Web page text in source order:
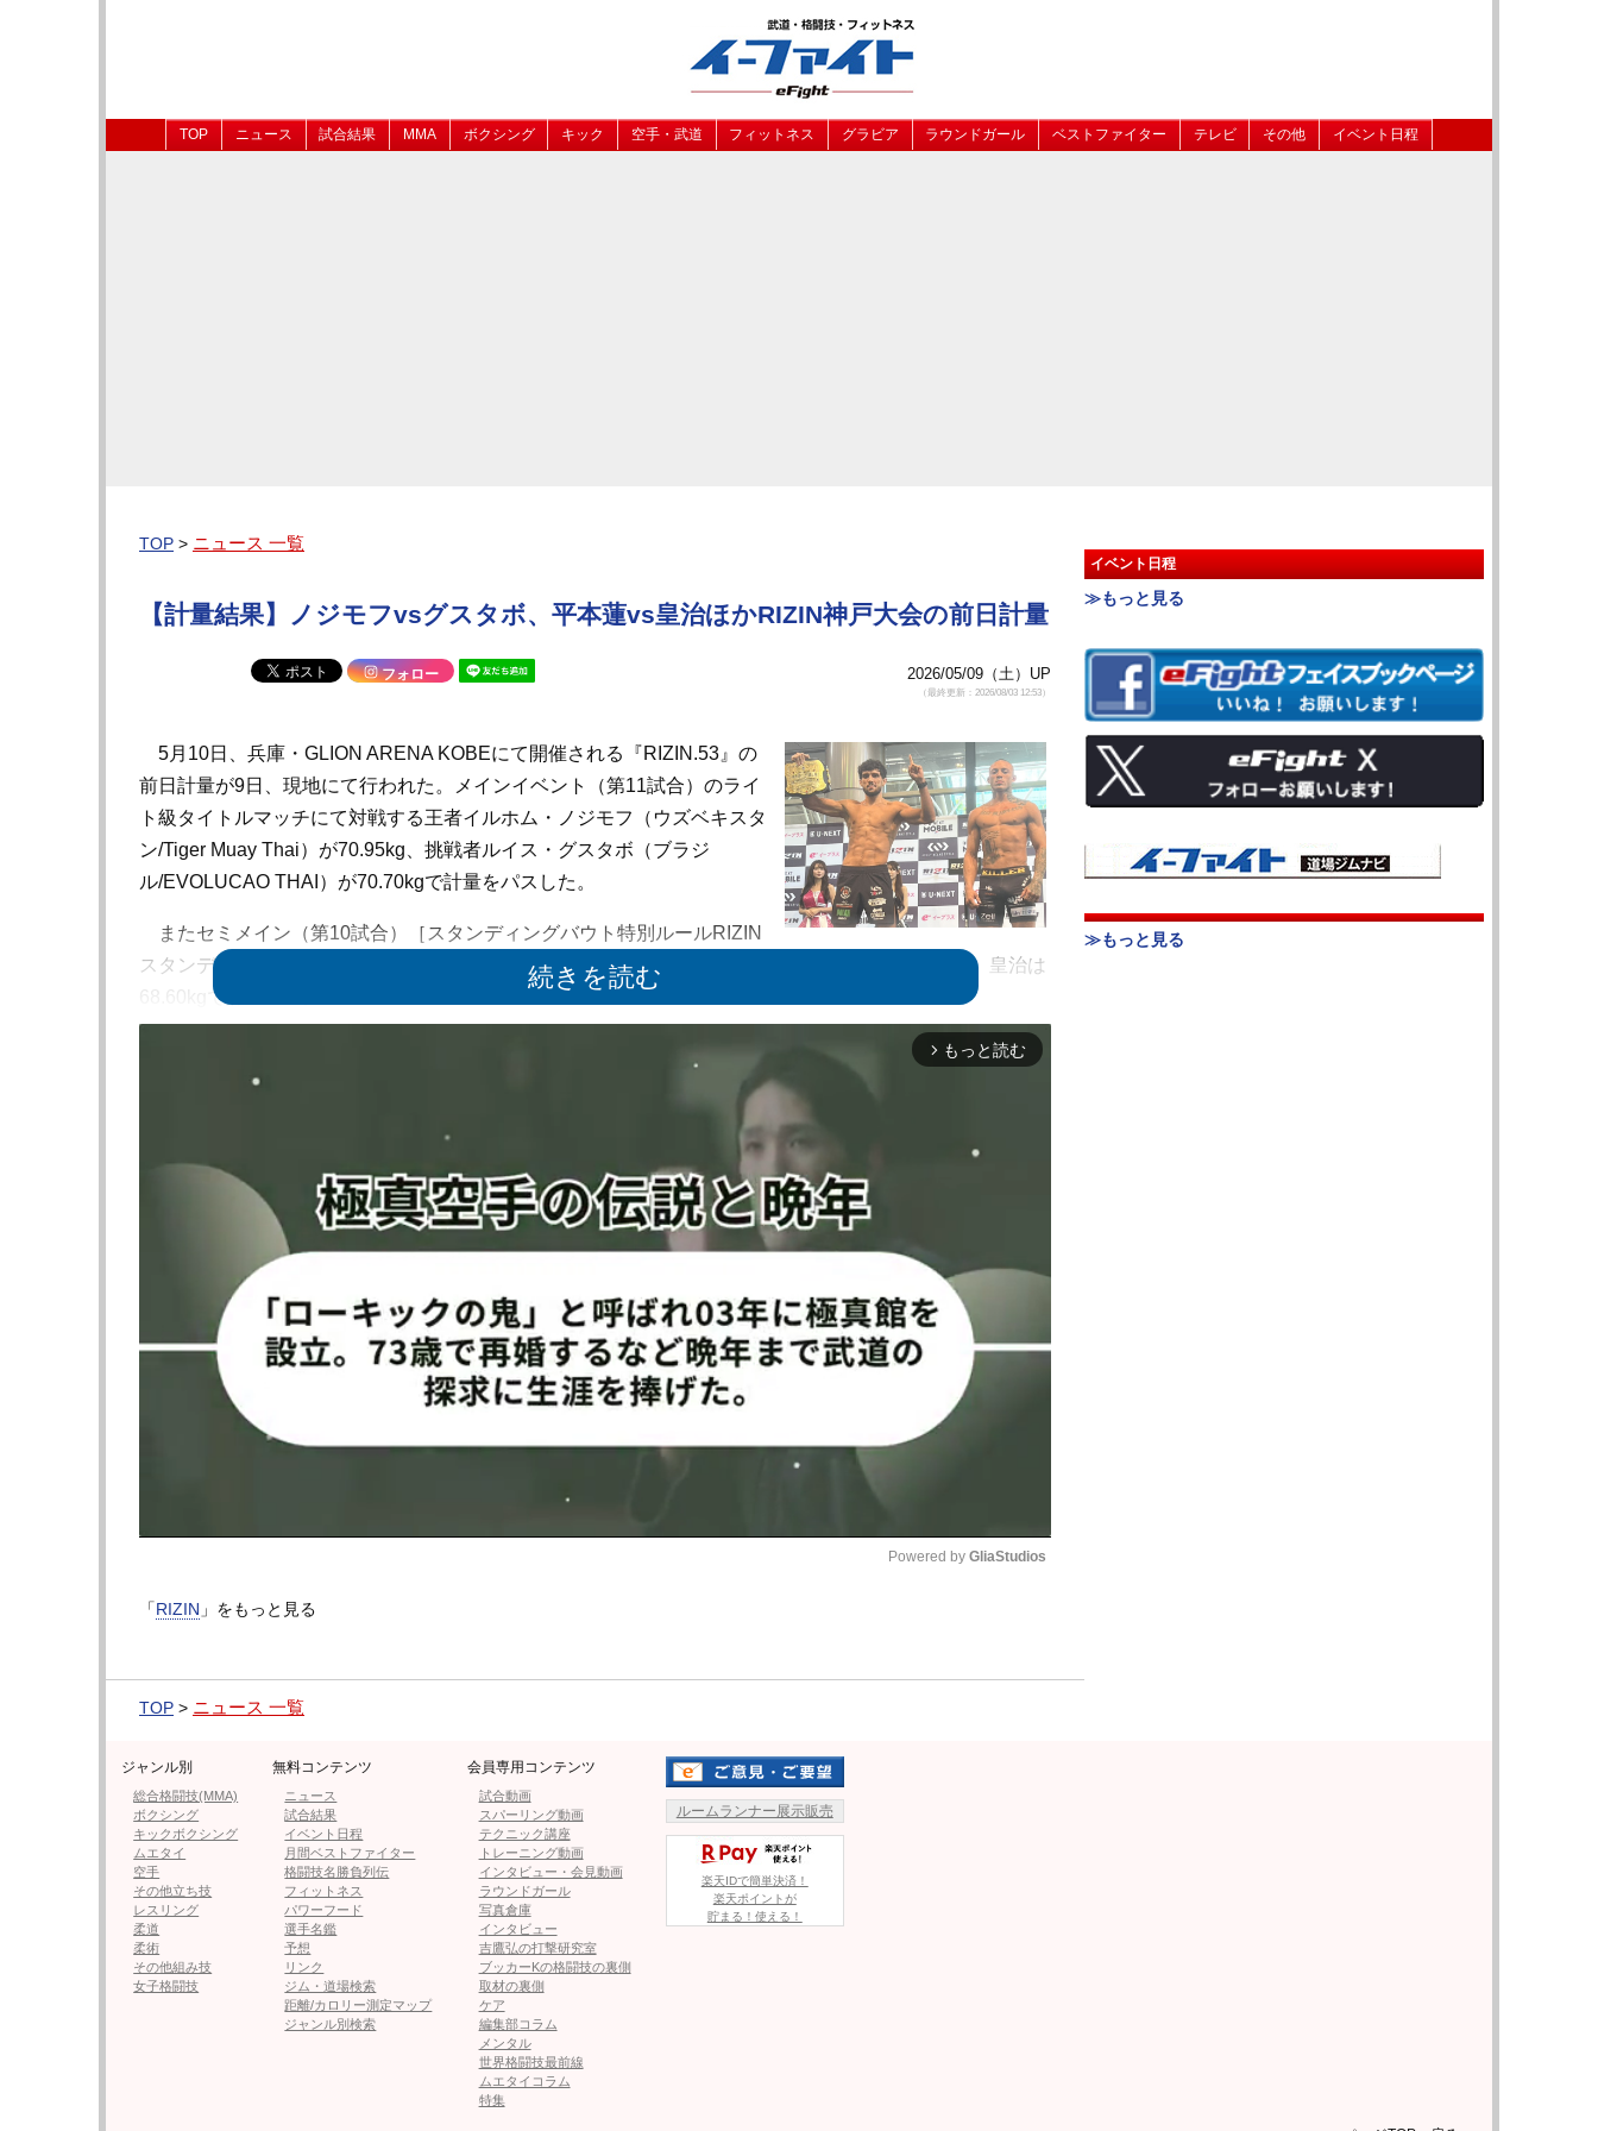
TOP ニュース 試合結果 MMA ボクシング キック 空手・武道 フィットネス グラビア ラウンドガール ベストファイター テレビ その他 イベント日程
TOP > ニュース 一覧
【計量結果】ノジモフvsグスタボ、平本蓮vs皇治ほかRIZIN神戸大会の前日計量
フォロー 2026/05/09（土）UP
（最終更新：2026/08/03 12:53）
5月10日、兵庫・GLION ARENA KOBEにて開催される『RIZIN.53』の
前日計量が9日、現地にて行われた。メインイベント（第11試合）のライ
ト級タイトルマッチにて対戦する王者イルホム・ノジモフ（ウズベキスタ
ン/Tiger Muay Thai）が70.95kg、挑戦者ルイス・グスタボ（ブラジ
ル/EVOLUCAO THAI）が70.70kgで計量をパスした。
またセミメイン（第10試合）［スタンディングバウト特別ルールRIZIN
スタンディングバウト特別ルール：3分 3R（無差別級）］に出場する平本蓮（剛毅會）は79.85kg、皇治は
68.60kgで計量パス。
その他にも第9試合に出場する高木凌、リー・カイウェンをはじめとした全選手が計量をパス。明日のゴ
ングを待つのみとなった。
▼第11試合 ライト級タイトルマッチ RIZIN MMAルール：5分 3R（71.0kg）
イルホム・ノジモフ（ウズベキスタン/Tiger Muay Thai）→70.95kg
ルイス・グスタボ（ブラジル/EVOLUCAO THAI）→70.70kg
▼第10試合 スタンディングバウト特別ルールRIZIN スタンディングバウト特別ルール：3分 3R（無差別
平本蓮（日本/剛毅會）→79.85kg
vs
▼第9試合 RIZIN MMAルール：5分 3R（66.0kg）
arrow_forward_ios もっと読む
Powered by GliaStudios
「RIZIN 」をもっと見る
TOP > ニュース 一覧
イベント日程
≫もっと見る
≫もっと見る
ジャンル別
総合格闘技(MMA)
ボクシング
キックボクシング
ムエタイ
空手
その他立ち技
レスリング
柔道
柔術
その他組み技
女子格闘技
無料コンテンツ
ニュース
試合結果
イベント日程
月間ベストファイター
格闘技名勝負列伝
フィットネス
パワーフード
選手名鑑
予想
リンク
ジム・道場検索
距離/カロリー測定マップ
ジャンル別検索
会員専用コンテンツ
試合動画
スパーリング動画
テクニック講座
トレーニング動画
インタビュー・会見動画
ラウンドガール
写真倉庫
インタビュー
吉鷹弘の打撃研究室
ブッカーKの格闘技の裏側
取材の裏側
ケア
編集部コラム
メンタル
世界格闘技最前線
ムエタイコラム
特集
ルームランナー展示販売
楽天IDで簡単決済！
楽天ポイントが
貯まる！使える！